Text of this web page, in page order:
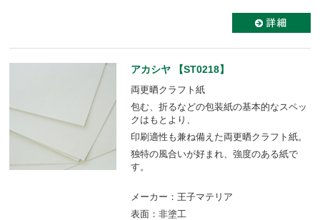
アカシヤ 【ST0218】
両更晒クラフト紙
包む、折るなどの包装紙の基本的なスペッ
クはもとより、
印刷適性も兼ね備えた両更晒クラフト紙。
独特の風合いが好まれ、強度のある紙で
す。
メーカー：王子マテリア
表面：非塗工